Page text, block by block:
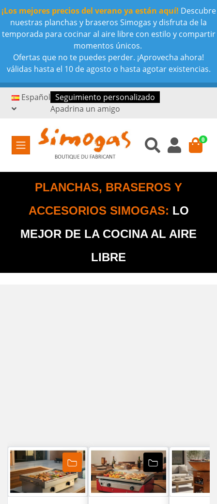
¡Los mejores precios del verano ya están aquí! Descubre
nuestras planchas y braseros Simogas y disfruta de la
temporada para cocinar al aire libre con estilo y compartir
momentos únicos.
Ofertas que no te puedes perder. ¡Aprovecha ahora!
válidas hasta el 10 de agosto o hasta agotar existencias.
Español Seguimiento personalizado
Apadrina un amigo
0
PLANCHAS, BRASEROS Y
ACCESORIOS SIMOGAS: LO
MEJOR DE LA COCINA AL AIRE
LIBRE